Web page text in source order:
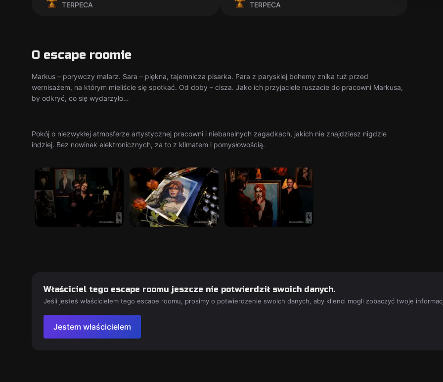
TERPECA
TERPECA
O escape roomie
Markus – porywczy malarz. Sara – piękna, tajemnicza pisarka. Para z paryskiej bohemy znika tuż przed
wernisażem, na którym mieliście się spotkać. Od doby – cisza. Jako ich przyjaciele ruszacie do pracowni Markusa,
by odkryć, co się wydarzyło…
Pokój o niezwykłej atmosferze artystycznej pracowni i niebanalnych zagadkach, jakich nie znajdziesz nigdzie
indziej. Bez nowinek elektronicznych, za to z klimatem i pomysłowością.
Właściciel tego escape roomu jeszcze nie potwierdził swoich danych.
Jeśli jesteś właścicielem tego escape roomu, prosimy o potwierdzenie swoich danych, aby klienci mogli zobaczyć twoje
Jestem właścicielem